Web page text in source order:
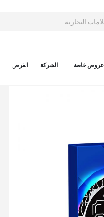
عروض خاصة الشركة الفرص